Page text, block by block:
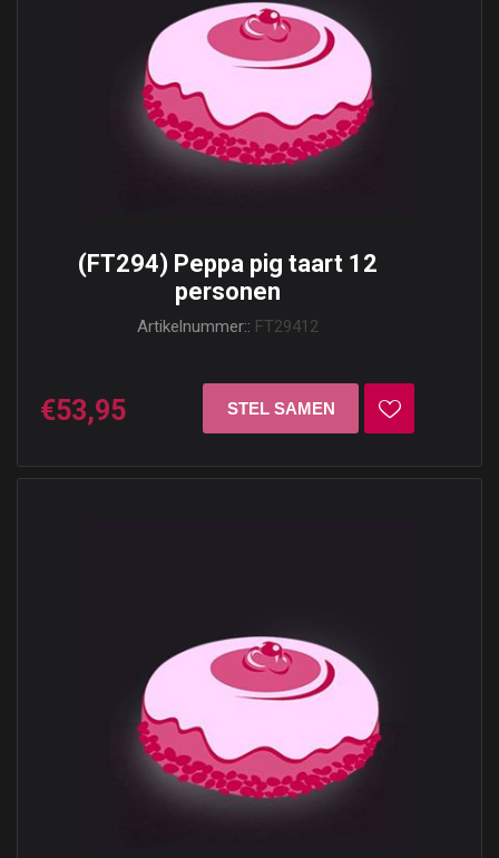
(FT294) Peppa pig taart 12
personen
Artikelnummer:: FT29412
€53,95